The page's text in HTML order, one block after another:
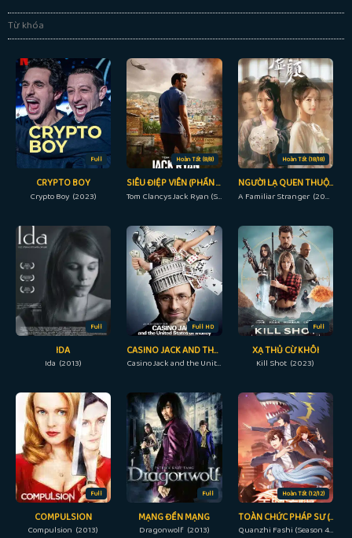
Từ khóa
Full
CRYPTO BOY
Crypto Boy (2023)
Hoàn Tất (8/8)
SIÊU ĐIỆP VIÊN (PHẦN 2)
Tom Clancys Jack Ryan (Season 2) (2022)
Hoàn Tất (18/18)
NGƯỜI LẠ QUEN THUỘC
A Familiar Stranger (2022)
Full
IDA
Ida (2013)
Full HD
CASINO JACK AND THE UNITED STATES OF MONEY
Casino Jack and the United States of Money (2010)
Full
XẠ THỦ CỪ KHÔI
Kill Shot (2023)
Full
COMPULSION
Compulsion (2013)
Full
MẠNG ĐỀN MẠNG
Dragonwolf (2013)
Hoàn Tất (12/12)
TOÀN CHỨC PHÁP SƯ (PHẦN 4)
Quanzhi Fashi (Season 4) (2020)